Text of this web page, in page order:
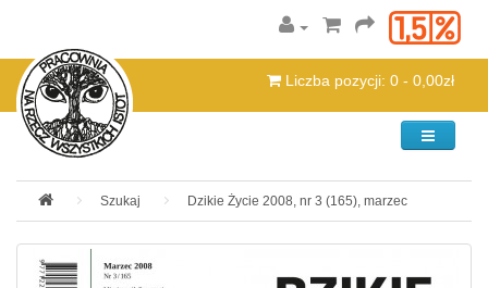
Liczba pozycji: 0 - 0,00zł
Kategorie
Szukaj Dzikie Życie 2008, nr 3 (165), marzec